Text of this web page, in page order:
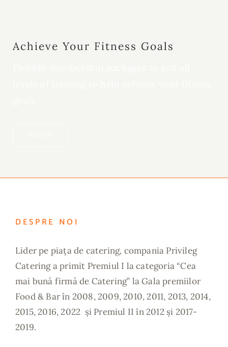
Achieve Your Fitness Goals
DESPRE NOI
Lider pe piața de catering, compania Privileg
Catering a primit Premiul I la categoria “Cea
mai bună firmă de Catering” la Gala premiilor
Food & Bar în 2008, 2009, 2010, 2011, 2013, 2014,
2015, 2016, 2022 și Premiul II în 2012 și 2017-
2019.